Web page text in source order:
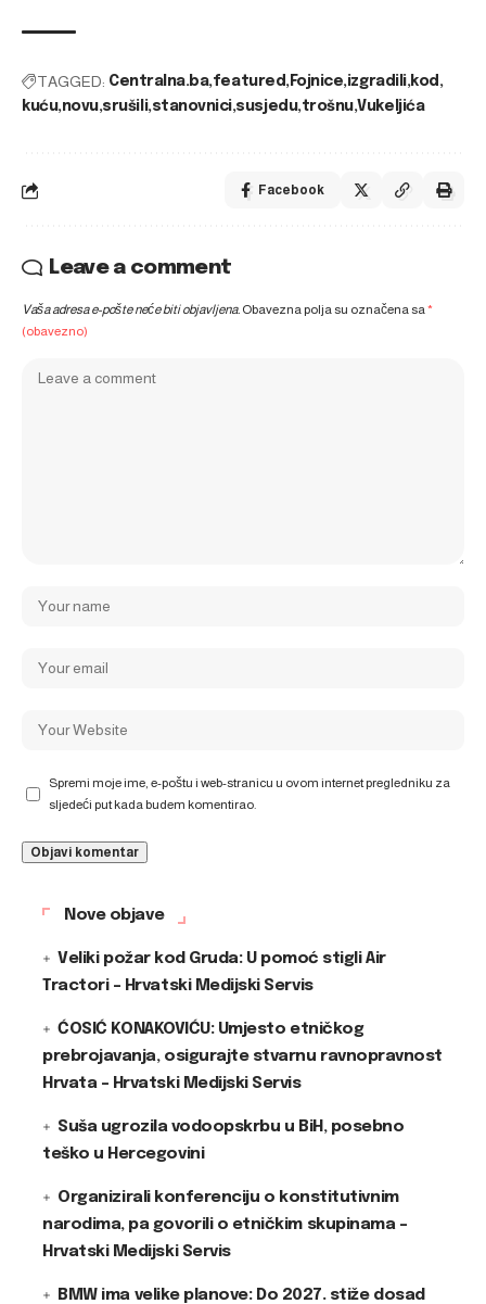
TAGGED: Centralna.ba featured Fojnice izgradili kod
kuću novu srušili stanovnici susjedu trošnu Vukeljića
Facebook
Leave a comment
Vaša adresa e-pošte neće biti objavljena. Obavezna polja su označena sa*
(obavezno)
Spremi moje ime, e-poštu i web-stranicu u ovom internet pregledniku za
sljedeći put kada budem komentirao.
Nove objave
Veliki požar kod Gruda: U pomoć stigli Air
Tractori – Hrvatski Medijski Servis
ĆOSIĆ KONAKOVIĆU: Umjesto etničkog
prebrojavanja, osigurajte stvarnu ravnopravnost
Hrvata – Hrvatski Medijski Servis
Suša ugrozila vodoopskrbu u BiH, posebno
teško u Hercegovini
Organizirali konferenciju o konstitutivnim
narodima, pa govorili o etničkim skupinama –
Hrvatski Medijski Servis
BMW ima velike planove: Do 2027. stiže dosad